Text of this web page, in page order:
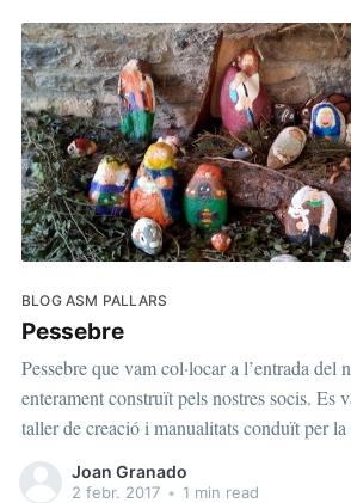
BLOG ASM PALLARS
Pessebre
Pessebre que vam col·locar a l’entrada del
enterament construït pels nostres socis. Es
taller de creació i manualitats conduït per
Roella, c/ Major 49). Cada figura es una
Joan Granado
2 febr. 2017 • 1 min read